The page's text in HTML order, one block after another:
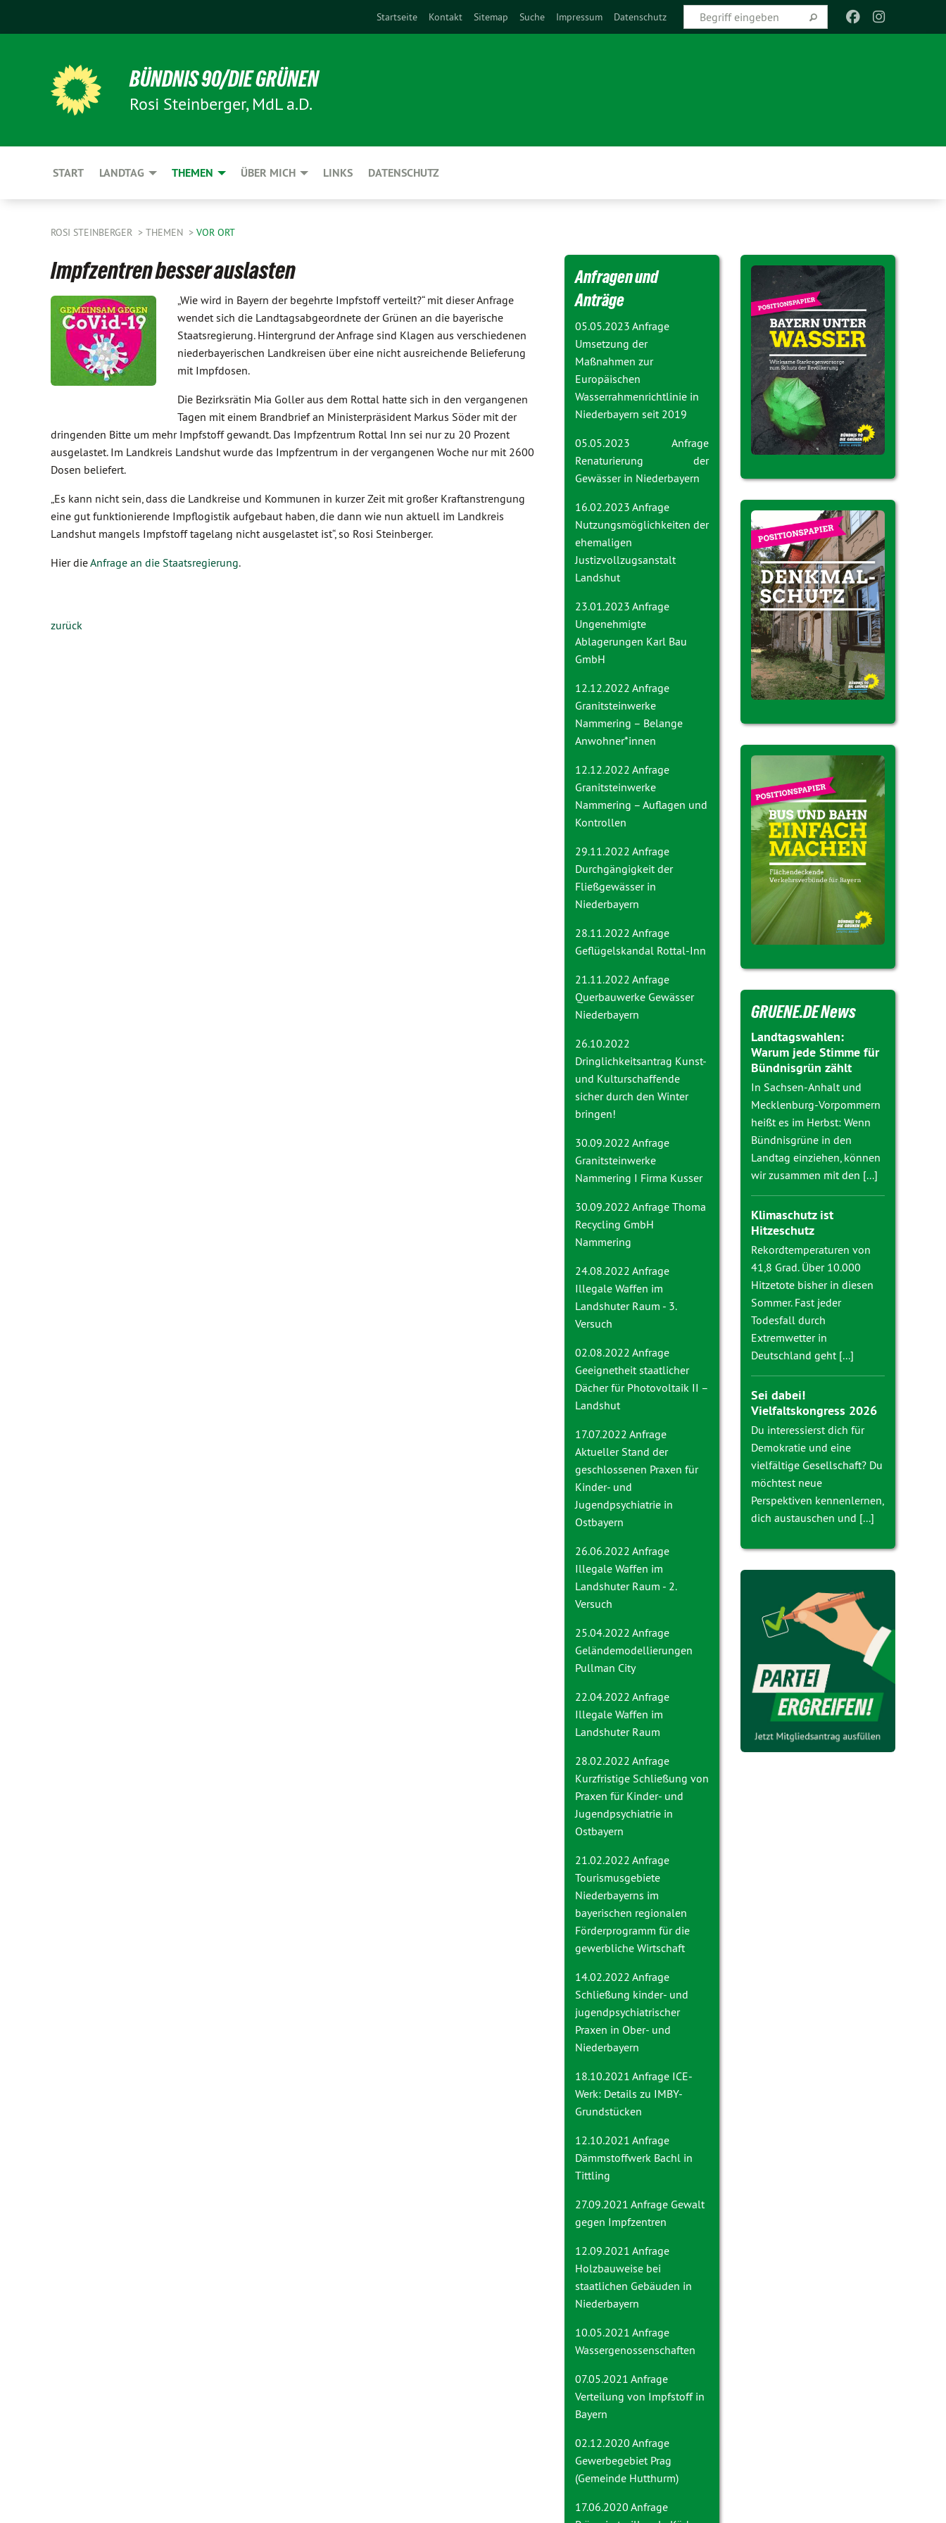
Startseite Kontakt Sitemap Suche Impressum Datenschutz
BÜNDNIS 90/DIE GRÜNEN
Rosi Steinberger, MdL a.D.
START LANDTAG THEMEN ÜBER MICH LINKS DATENSCHUTZ
ROSI STEINBERGER THEMEN VOR ORT
Impfzentren besser auslasten
„Wie wird in Bayern der begehrte Impfstoff verteilt?“ mit dieser Anfrage
wendet sich die Landtagsabgeordnete der Grünen an die bayerische
Staatsregierung. Hintergrund der Anfrage sind Klagen aus verschiedenen
niederbayerischen Landkreisen über eine nicht ausreichende Belieferung
mit Impfdosen.
Die Bezirksrätin Mia Goller aus dem Rottal hatte sich in den vergangenen
Tagen mit einem Brandbrief an Ministerpräsident Markus Söder mit der
dringenden Bitte um mehr Impfstoff gewandt. Das Impfzentrum Rottal Inn sei nur zu 20 Prozent
ausgelastet. Im Landkreis Landshut wurde das Impfzentrum in der vergangenen Woche nur mit 2600
Dosen beliefert.
„Es kann nicht sein, dass die Landkreise und Kommunen in kurzer Zeit mit großer Kraftanstrengung
eine gut funktionierende Impflogistik aufgebaut haben, die dann wie nun aktuell im Landkreis
Landshut mangels Impfstoff tagelang nicht ausgelastet ist“, so Rosi Steinberger.
Hier dieAnfrage an die Staatsregierung.
zurück
Anfragen und
Anträge
05.05.2023 Anfrage
Umsetzung der
Maßnahmen zur
Europäischen
Wasserrahmenrichtlinie in
Niederbayern seit 2019
05.05.2023 Anfrage
Renaturierung der
Gewässer in Niederbayern
16.02.2023 Anfrage
Nutzungsmöglichkeiten der
ehemaligen
Justizvollzugsanstalt
Landshut
23.01.2023 Anfrage
Ungenehmigte
Ablagerungen Karl Bau
GmbH
12.12.2022 Anfrage
Granitsteinwerke
Nammering – Belange
Anwohner*innen
12.12.2022 Anfrage
Granitsteinwerke
Nammering – Auflagen und
Kontrollen
29.11.2022 Anfrage
Durchgängigkeit der
Fließgewässer in
Niederbayern
28.11.2022 Anfrage
Geflügelskandal Rottal-Inn
21.11.2022 Anfrage
Querbauwerke Gewässer
Niederbayern
26.10.2022
Dringlichkeitsantrag Kunst-
und Kulturschaffende
sicher durch den Winter
bringen!
30.09.2022 Anfrage
Granitsteinwerke
Nammering I Firma Kusser
30.09.2022 Anfrage Thoma
Recycling GmbH
Nammering
24.08.2022 Anfrage
Illegale Waffen im
Landshuter Raum - 3.
Versuch
02.08.2022 Anfrage
Geeignetheit staatlicher
Dächer für Photovoltaik II –
Landshut
17.07.2022 Anfrage
Aktueller Stand der
geschlossenen Praxen für
Kinder- und
Jugendpsychiatrie in
Ostbayern
26.06.2022 Anfrage
Illegale Waffen im
Landshuter Raum - 2.
Versuch
25.04.2022 Anfrage
Geländemodellierungen
Pullman City
22.04.2022 Anfrage
Illegale Waffen im
Landshuter Raum
28.02.2022 Anfrage
Kurzfristige Schließung von
Praxen für Kinder- und
Jugendpsychiatrie in
Ostbayern
21.02.2022 Anfrage
Tourismusgebiete
Niederbayerns im
bayerischen regionalen
Förderprogramm für die
gewerbliche Wirtschaft
14.02.2022 Anfrage
Schließung kinder- und
jugendpsychiatrischer
Praxen in Ober- und
Niederbayern
18.10.2021 Anfrage ICE-
Werk: Details zu IMBY-
Grundstücken
12.10.2021 Anfrage
Dämmstoffwerk Bachl in
Tittling
27.09.2021 Anfrage Gewalt
gegen Impfzentren
12.09.2021 Anfrage
Holzbauweise bei
staatlichen Gebäuden in
Niederbayern
10.05.2021 Anfrage
Wassergenossenschaften
07.05.2021 Anfrage
Verteilung von Impfstoff in
Bayern
02.12.2020 Anfrage
Gewerbegebiet Prag
(Gemeinde Hutthurm)
17.06.2020 Anfrage
GRUENE.DE News
Landtagswahlen:
Warum jede Stimme für
Bündnisgrün zählt
In Sachsen-Anhalt und
Mecklenburg-Vorpommern
heißt es im Herbst: Wenn
Bündnisgrüne in den
Landtag einziehen, können
wir zusammen mit den [...]
Klimaschutz ist
Hitzeschutz
Rekordtemperaturen von
41,8 Grad. Über 10.000
Hitzetote bisher in diesen
Sommer. Fast jeder
Todesfall durch
Extremwetter in
Deutschland geht [...]
Sei dabei!
Vielfaltskongress 2026
Du interessierst dich für
Demokratie und eine
vielfältige Gesellschaft? Du
möchtest neue
Perspektiven kennenlernen,
dich austauschen und [...]